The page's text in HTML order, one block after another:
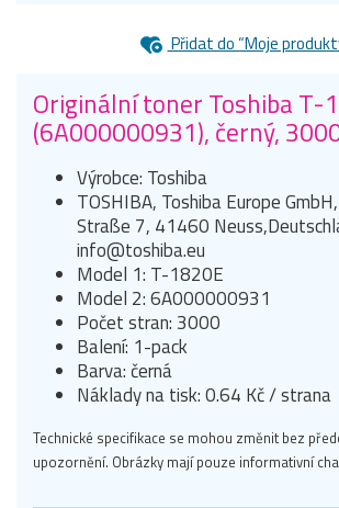
Přidat do “Moje
Originální toner Toshiba T-
(6A000000931), černý,
Výrobce: Toshiba
TOSHIBA, Toshiba Europe
Straße 7, 41460
info@toshiba.eu
Model 1: T-1820E
Model 2: 6A000000931
Počet stran: 3000
Balení: 1-pack
Barva: černá
Náklady na tisk: 0.64 Kč / strana
Technické specifikace se mohou změnit bez
upozornění. Obrázky mají pouze informativní